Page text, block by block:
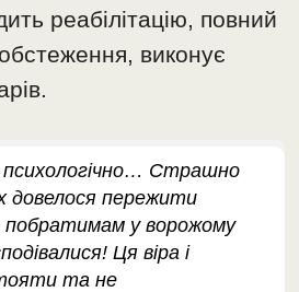
реабілітацію, повний
виконує
психологічно… Страшно
довелося пережити
у ворожому
Ця віра і
та не